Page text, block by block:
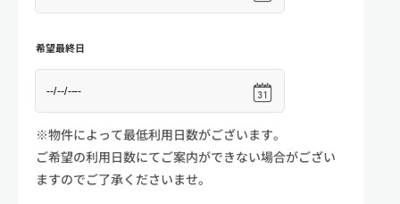
希望最終日
※物件によって最低利用日数がございます。
ご希望の利用日数にてご案内ができない場合がござい
ますのでご了承くださいませ。